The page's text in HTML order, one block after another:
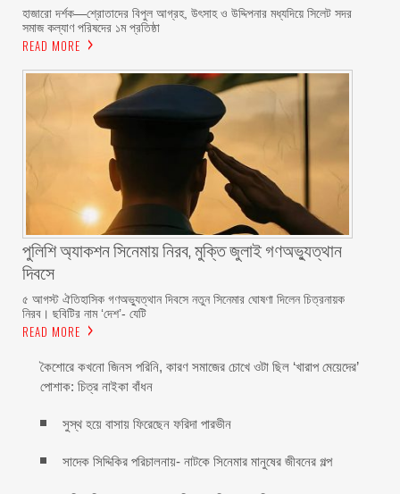
‎হাজারো দর্শক—শ্রোতাদের বিপুল আগ্রহ, উৎসাহ ও উদ্দিপনার মধ্যদিয়ে সিলেট সদর
সমাজ কল্যাণ পরিষদের ১ম প্রতিষ্ঠা
READ MORE
পুলিশি অ্যাকশন সিনেমায় নিরব, মুক্তি জুলাই গণঅভ্যুত্থান
দিবসে
৫ আগস্ট ঐতিহাসিক গণঅভ্যুত্থান দিবসে নতুন সিনেমার ঘোষণা দিলেন চিত্রনায়ক
নিরব। ছবিটির নাম ‘দেশ’- যেটি
READ MORE
কৈশোরে কখনো জিনস পরিনি, কারণ সমাজের চোখে ওটা ছিল ‘খারাপ মেয়েদের’
পোশাক: চিত্র নাইকা বাঁধন
সুস্থ হয়ে বাসায় ফিরেছেন ফরিদা পারভীন
সাদেক সিদ্দিকির পরিচালনায়- নাটকে সিনেমার মানুষের জীবনের গল্প